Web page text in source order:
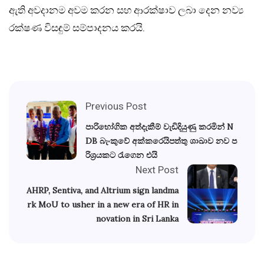
ඇති අවදානම අවම කරන සහ ආරක්ෂාව ලබා දෙන නව්‍ය
රක්ෂණ විසඳුම් සම්පාදනය කරයි.
Previous Post
පාරිභෝගික අත්දැකීම් වැඩිදියුණු කරමින් N
DB බැංකුවේ අක්කරෙයිපත්තු ශාඛාව නව ප
රිශ‍්‍රයකට රැගෙන එයි
Next Post
AHRP, Sentiva, and Altrium sign landma
rk MoU to usher in a new era of HR in
novation in Sri Lanka